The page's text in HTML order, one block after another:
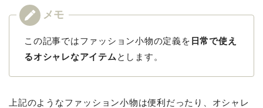
この記事ではファッション小物の定義を 日常で使え
るオシャレなアイテム とします。
上記のようなファッション小物は便利だったり、オシャレ